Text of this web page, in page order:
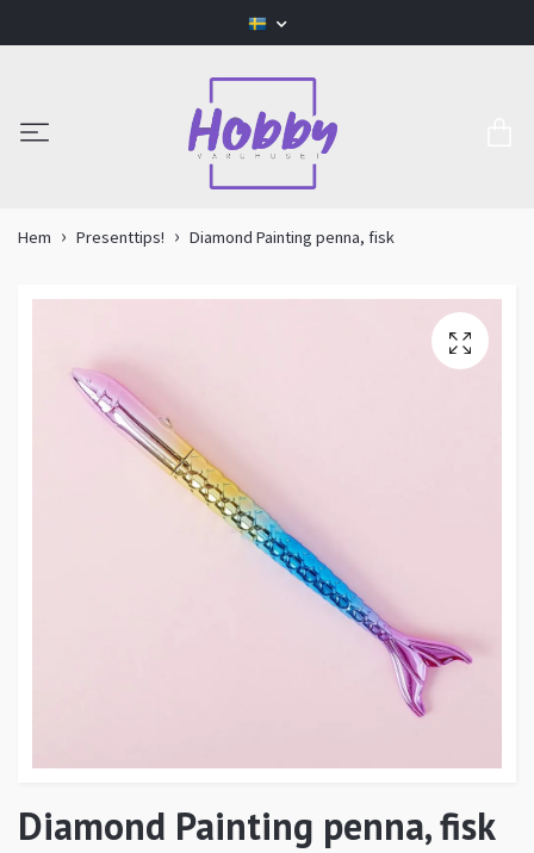
Hem Presenttips! Diamond Painting penna, fisk
Diamond Painting penna, fisk